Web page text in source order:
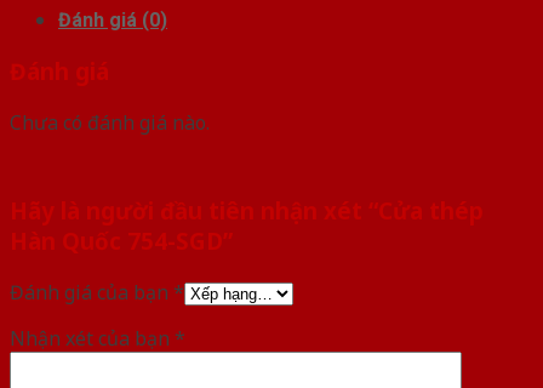
Đánh giá (0)
Đánh giá
Chưa có đánh giá nào.
Hãy là người đầu tiên nhận xét “Cửa thép
Hàn Quốc 754-SGD”
Đánh giá của bạn *
Nhận xét của bạn *